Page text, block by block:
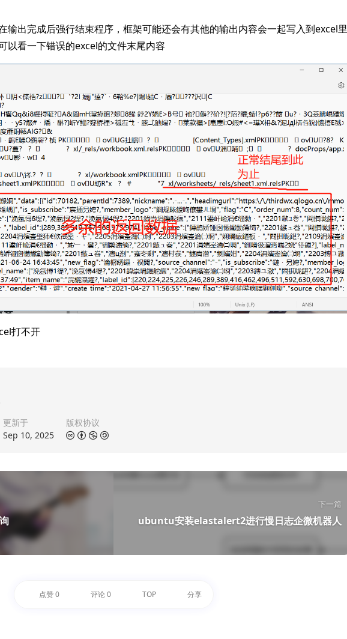
输出完成后强行结束程序，框架可能还会有其他的输出内容会一起写入到excel里
以看一下错误的excel的文件末尾内容
打不开
更新于
Sep 10, 2025
版权协议
下一篇
ubuntu安装elastalert2进行慢日志企微机器人
点赞0 评论0 TOP 分享